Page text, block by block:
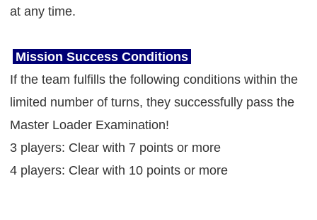
at any time.
Mission Success Conditions
If the team fulfills the following conditions within the
limited number of turns, they successfully pass the
Master Loader Examination!
3 players: Clear with 7 points or more
4 players: Clear with 10 points or more